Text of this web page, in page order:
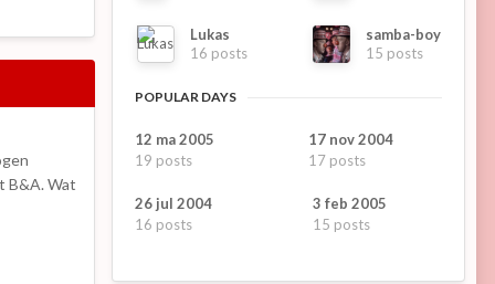
B&A. Wat
Lukas
16 posts
samba-boy
15 posts
POPULAR DAYS
12 ma 2005
19 posts
17 nov 2004
17 posts
26 jul 2004
16 posts
3 feb 2005
15 posts